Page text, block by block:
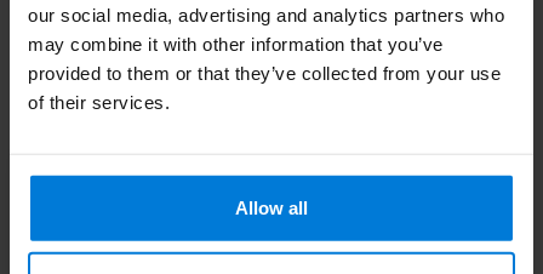
our social media, advertising and analytics partners who
may combine it with other information that you’ve
provided to them or that they’ve collected from your use
of their services.
Allow all
Zuletzt angesehen
-5%